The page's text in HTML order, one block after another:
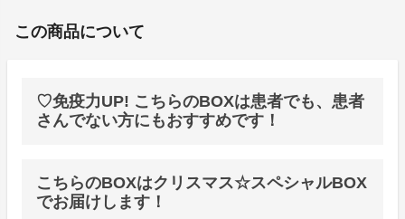
この商品について
♡免疫力UP! こちらのBOXは患者でも、患者
さんでない方にもおすすめです！
こちらのBOXはクリスマス☆スペシャルBOX
でお届けします！